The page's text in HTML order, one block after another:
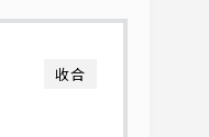
收合